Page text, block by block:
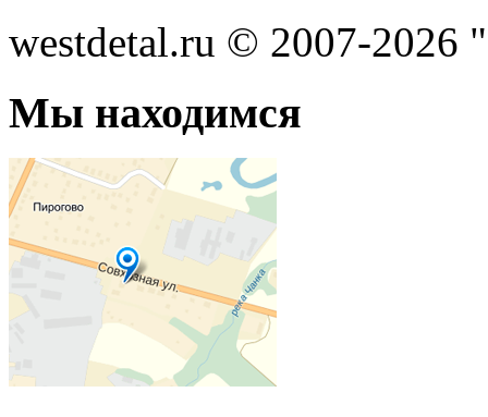
westdetal.ru © 2007-2026
Мы находимся